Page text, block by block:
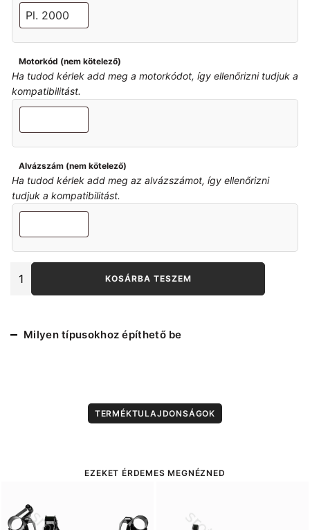
Motorkód (nem kötelező)
Ha tudod kérlek add meg a motorkódot, így ellenőrizni tudjuk a
kompatibilitást.
Alvázszám (nem kötelező)
Ha tudod kérlek add meg az alvázszámot, így ellenőrizni
tudjuk a kompatibilitást.
henger
25.5
KOSÁRBA TESZEM
Milyen típusokhoz építhető be
TERMÉKTULAJDONSÁGOK
EZEKET ÉRDEMES MEGNÉZNED